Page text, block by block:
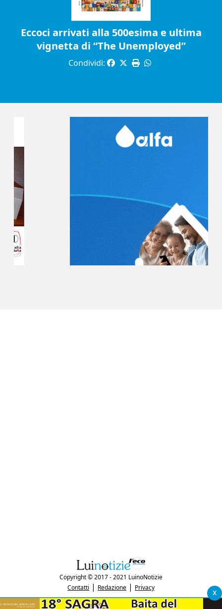
Eccoci arrivati alla 500esima e ultima
vignetta di “The Unemployed”
Condividi:
x
Copyright © 2017 - 2021 LuinoNotizie
Contatti | Redazione | Privacy
"Luinonotizie.it è una testata giornalistica iscritta al Registro Stampa del